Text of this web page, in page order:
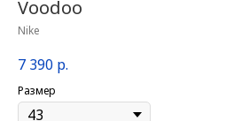
Voodoo
Nike
7 390 р.
Размер